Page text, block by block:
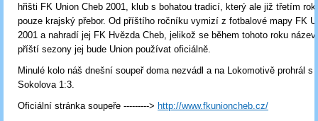
hřišti FK Union Cheb 2001, klub s bohatou tradicí, který ale již třetím
pouze krajský přebor. Od příštího ročníku vymizí z fotbalové mapy FK
2001 a nahradí jej FK Hvězda Cheb, jelikož se během tohoto roku
příští sezony jej bude Union používat oficiálně.
Minulé kolo náš dnešní soupeř doma nezvádl a na Lokomotivě prohrál s
Sokolova 1:3.
Oficiální stránka soupeře ---------> http://www.fkunioncheb.cz/